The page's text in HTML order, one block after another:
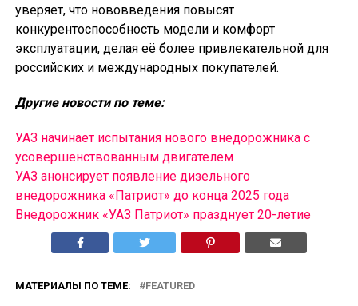
уверяет, что нововведения повысят
конкурентоспособность модели и комфорт
эксплуатации, делая её более привлекательной для
российских и международных покупателей.
Другие новости по теме:
УАЗ начинает испытания нового внедорожника с
усовершенствованным двигателем
УАЗ анонсирует появление дизельного
внедорожника «Патриот» до конца 2025 года
Внедорожник «УАЗ Патриот» празднует 20-летие
МАТЕРИАЛЫ ПО ТЕМЕ: FEATURED